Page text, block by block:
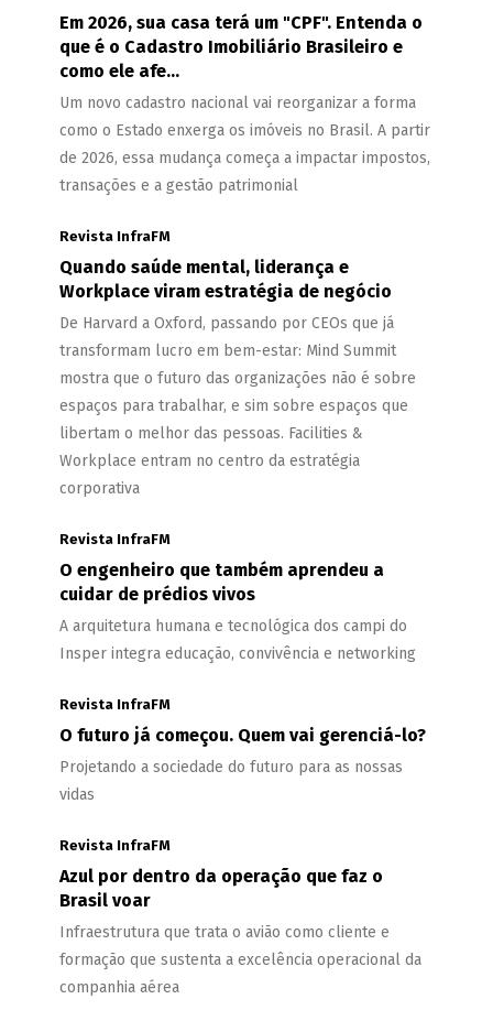
Em 2026, sua casa terá um "CPF". Entenda o
que é o Cadastro Imobiliário Brasileiro e
como ele afe...
Um novo cadastro nacional vai reorganizar a forma
como o Estado enxerga os imóveis no Brasil. A partir
de 2026, essa mudança começa a impactar impostos,
transações e a gestão patrimonial
Revista InfraFM
Quando saúde mental, liderança e
Workplace viram estratégia de negócio
De Harvard a Oxford, passando por CEOs que já
transformam lucro em bem-estar: Mind Summit
mostra que o futuro das organizações não é sobre
espaços para trabalhar, e sim sobre espaços que
libertam o melhor das pessoas. Facilities &
Workplace entram no centro da estratégia
corporativa
Revista InfraFM
O engenheiro que também aprendeu a
cuidar de prédios vivos
A arquitetura humana e tecnológica dos campi do
Insper integra educação, convivência e networking
Revista InfraFM
O futuro já começou. Quem vai gerenciá-lo?
Projetando a sociedade do futuro para as nossas
vidas
Revista InfraFM
Azul por dentro da operação que faz o
Brasil voar
Infraestrutura que trata o avião como cliente e
formação que sustenta a excelência operacional da
companhia aérea